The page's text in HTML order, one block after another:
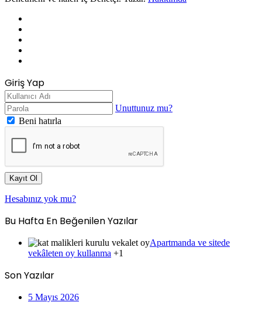
Giriş Yap
Unuttunuz mu?
Beni hatırla
Kayıt Ol
Hesabınız yok mu?
Bu Hafta En Beğenilen Yazılar
Apartmanda ve sitede
vekâleten oy kullanma +1
Son Yazılar
5 Mayıs 2026